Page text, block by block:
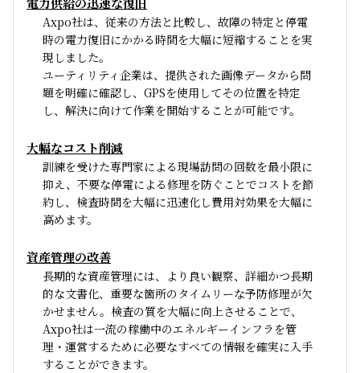
Axpo社は、従来の方法と比較し、故障の特定と停電
時の電力復旧にかかる時間を大幅に短縮することを実
現しました。
ユーティリティ企業は、提供された画像データから問
題を明確に確認し、GPSを使用してその位置を特定
し、解決に向けて作業を開始することが可能です。
大幅なコスト削減
訓練を受けた専門家による現場訪問の回数を最小限に
抑え、不要な停電による修理を防ぐことでコストを節
約し、検査時間を大幅に迅速化し費用対効果を大幅に
高めます。
資産管理の改善
長期的な資産管理には、より良い観察、詳細かつ長期
的な文書化、重要な箇所のタイムリーな予防修理が欠
かせません。検査の質を大幅に向上させることで、
Axpo社は一流の稼働中のエネルギーインフラを管
理・運営するために必要なすべての情報を確実に入手
することができます。